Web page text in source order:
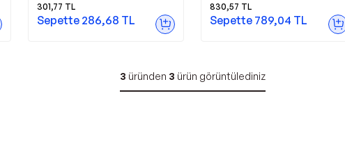
301,77 TL
Sepette 286,68 TL
830,57 TL
Sepette 789,04 TL
3 üründen 3 ürün görüntülediniz